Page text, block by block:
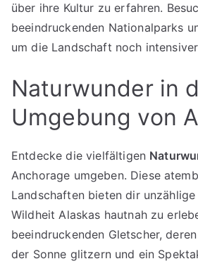
über ihre Kultur zu erfahren.
beeindruckenden Nationalparks
um die Landschaft noch
Naturwunder in
Umgebung von
Entdecke die vielfältigen
Anchorage umgeben. Diese
Landschaften bieten dir
Wildheit Alaskas hautnah zu
beeindruckenden Gletscher,
der Sonne glitzern und ein